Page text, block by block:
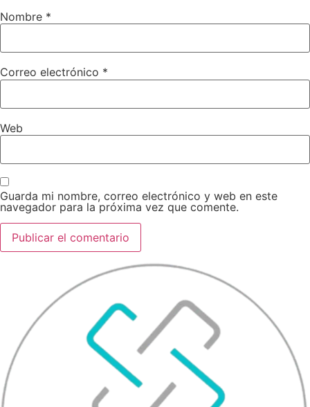
Nombre *
Correo electrónico *
Web
Guarda mi nombre, correo electrónico y web en este
navegador para la próxima vez que comente.